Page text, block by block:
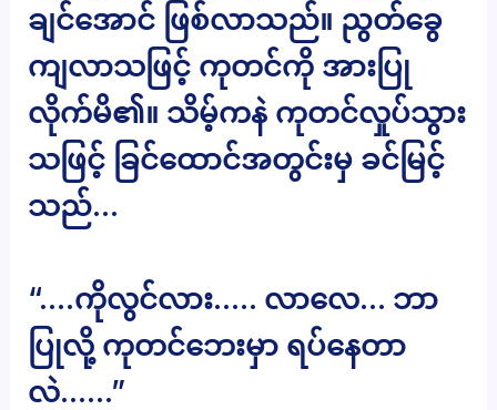
ချင်အောင် ဖြစ်လာသည်။ ညွတ်ခွေ
ကျလာသဖြင့် ကုတင်ကို အားပြု
လိုက်မိ၏။ သိမ့်ကနဲ ကုတင်လှုပ်သွား
သဖြင့် ခြင်ထောင်အတွင်းမှ ခင်မြင့်
သည်…
“….ကိုလွင်လား….. လာလေ… ဘာ
ပြုလို့ ကုတင်ဘေးမှာ ရပ်နေတာ
လဲ……”